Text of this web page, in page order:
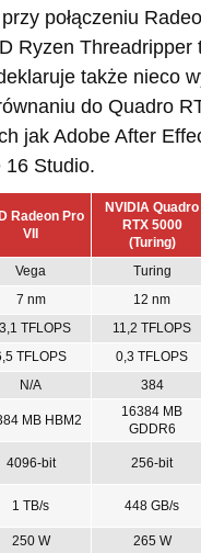
połączeniu
Ryzen Threadripper
także nieco
do Quadro
jak Adobe After
16 Studio.
Radeon Pro
VII
NVIDIA Quadro
RTX 5000
(Turing)
Vega Turing
7 nm 12 nm
TFLOPS 11,2 TFLOPS
TFLOPS 0,3 TFLOPS
N/A 384
MB HBM2
16384 MB
GDDR6
4096-bit 256-bit
1 TB/s 448 GB/s
250 W 265 W